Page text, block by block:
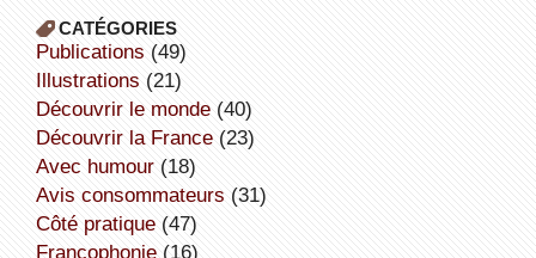
CATÉGORIES
publications (49)
illustrations (21)
découvrir le monde(40)
découvrir la France(23)
avec humour(18)
avis consommateurs (31)
côté pratique(47)
Francophonie(16)